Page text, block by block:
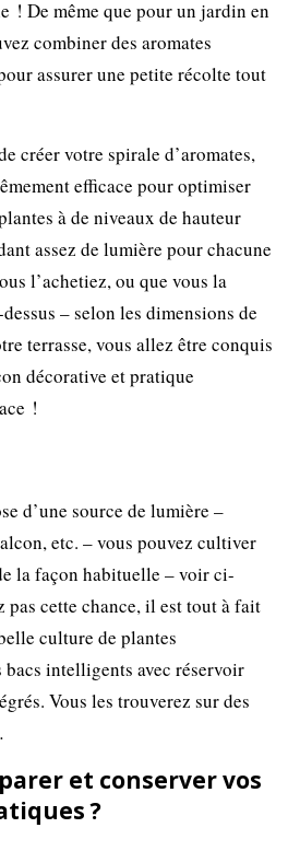
! De même que pour un jardin en
combiner des aromates
assurer une petite récolte tout
créer votre spirale d’aromates,
efficace pour optimiser
à de niveaux de hauteur
assez de lumière pour chacune
l’achetiez, ou que vous la
– selon les dimensions de
terrasse, vous allez être conquis
décorative et pratique
!
d’une source de lumière –
etc. – vous pouvez cultiver
la façon habituelle – voir ci-
pas cette chance, il est tout à fait
culture de plantes
bacs intelligents avec réservoir
Vous les trouverez sur des
.
et conserver vos
?